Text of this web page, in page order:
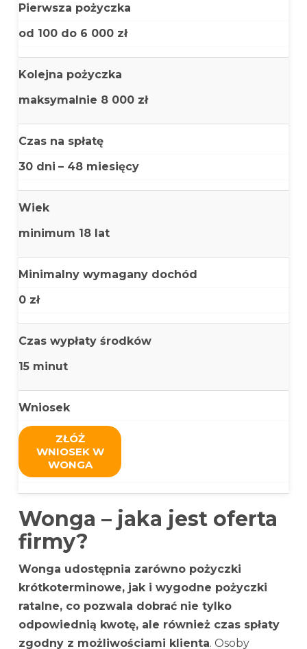
Pierwsza pożyczka
od 100 do 6 000 zł
Kolejna pożyczka
maksymalnie 8 000 zł
Czas na spłatę
30 dni – 48 miesięcy
Wiek
minimum 18 lat
Minimalny wymagany dochód
0 zł
Czas wypłaty środków
15 minut
Wniosek
ZŁÓŻ
WNIOSEK W
WONGA
Wonga – jaka jest oferta
firmy?
Wonga udostępnia zarówno pożyczki
krótkoterminowe, jak i wygodne pożyczki
ratalne, co pozwala dobrać nie tylko
odpowiednią kwotę, ale również czas spłaty
zgodny z możliwościami klienta. Osoby